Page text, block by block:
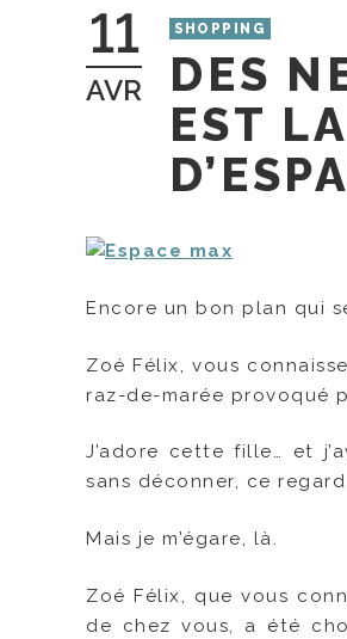
11
AVR
SHOPPING
DES
EST
Encore un bon plan qui
Zoé Félix, vous
raz-de-marée provoqué
J’adore cette fille… et
sans déconner, ce
Mais je m’égare, là.
Zoé Félix, que vous
de chez vous, a été